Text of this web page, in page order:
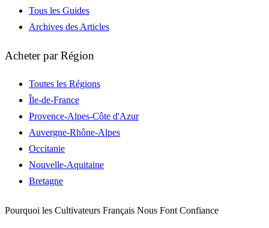
Tous les Guides
Archives des Articles
Acheter par Région
Toutes les Régions
Île-de-France
Provence-Alpes-Côte d'Azur
Auvergne-Rhône-Alpes
Occitanie
Nouvelle-Aquitaine
Bretagne
Pourquoi les Cultivateurs Français Nous Font Confiance